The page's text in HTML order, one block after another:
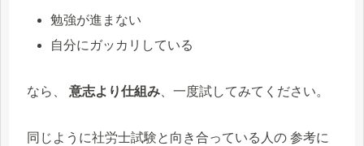
勉強が進まない
自分にガッカリしている
なら、 意志より仕組み 、一度試してみてください。
同じように社労士試験と向き合っている人の 参考に